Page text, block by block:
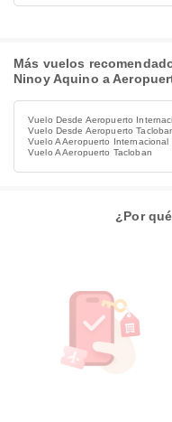
Más vuelos
Ninoy Aquino a
Vuelo Desde Aeropuerto
Vuelo Desde Aeropuerto
Vuelo A Aeropuerto Internacional
Vuelo A Aeropuerto Tacloban
¿Por